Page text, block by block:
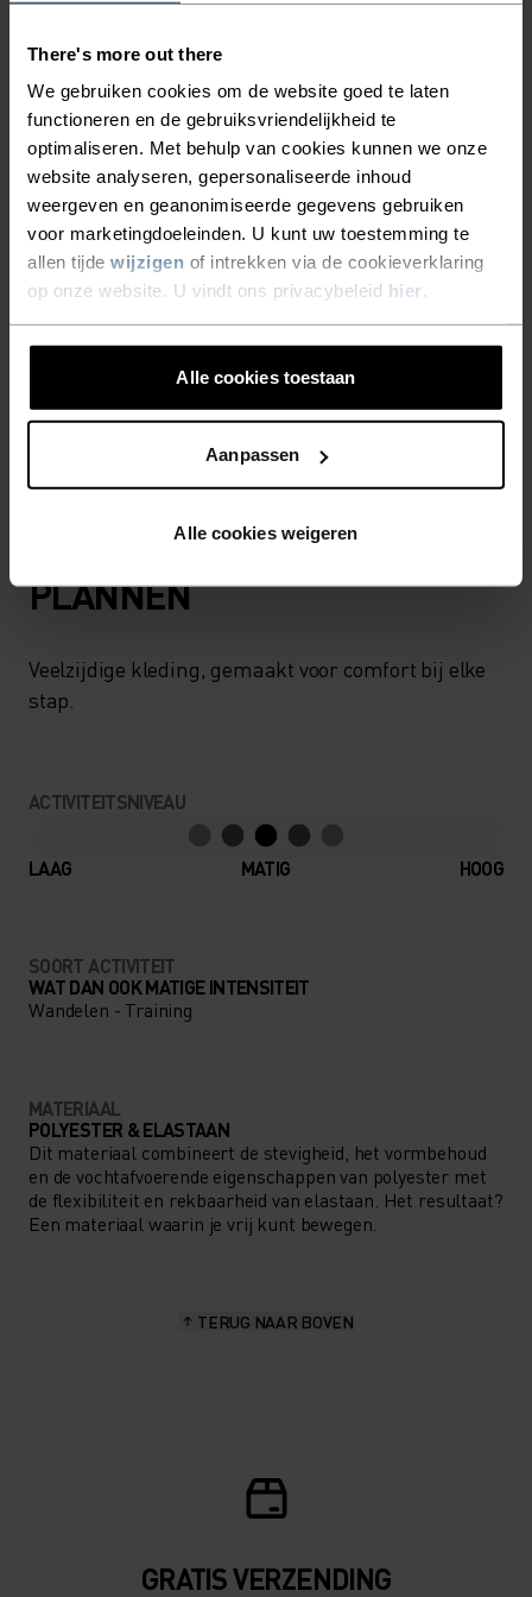
There's more out there
We gebruiken cookies om de website goed te laten
functioneren en de gebruiksvriendelijkheid te
optimaliseren. Met behulp van cookies kunnen we onze
website analyseren, gepersonaliseerde inhoud
weergeven en geanonimiseerde gegevens gebruiken
voor marketingdoeleinden. U kunt uw toestemming te
allen tijde wijzigen of intrekken via de cookieverklaring
op onze website. U vindt ons privacybeleid hier .
Alle cookies toestaan
Aanpassen
Alle cookies weigeren
De Ascent wandeltight met hoge taille is gemaakt
van een gedeeltelijk gerecyclede polyestermix,
voelt superzacht aan en zit gewoon heerlijk.
Dankzij de verstevigde delen op de dijen en het
zitvlak is deze tight goed bestand tegen een ruige
omgeving. In de twee steekzakken op de dijen
neem je makkelijk je zonnebril, snacks en andere
essentials mee. Van een bergtop tot de camping:
favoriet deze zomer. De ideale tight voor
intensieve activiteiten in de natuur.
AFGESTEMD OP JOUW
PLANNEN
Veelzijdige kleding, gemaakt voor comfort bij elke
stap.
ACTIVITEITSNIVEAU
LAAG MATIG HOOG
SOORT ACTIVITEIT
WAT DAN OOK MATIGE INTENSITEIT
Wandelen - Training
MATERIAAL
POLYESTER & ELASTAAN
Dit materiaal combineert de stevigheid, het vormbehoud
en de vochtafvoerende eigenschappen van polyester met
de flexibiliteit en rekbaarheid van elastaan. Het resultaat?
Een materiaal waarin je vrij kunt bewegen.
TERUG NAAR BOVEN
GRATIS VERZENDING​​​​​​​​​​​​​​